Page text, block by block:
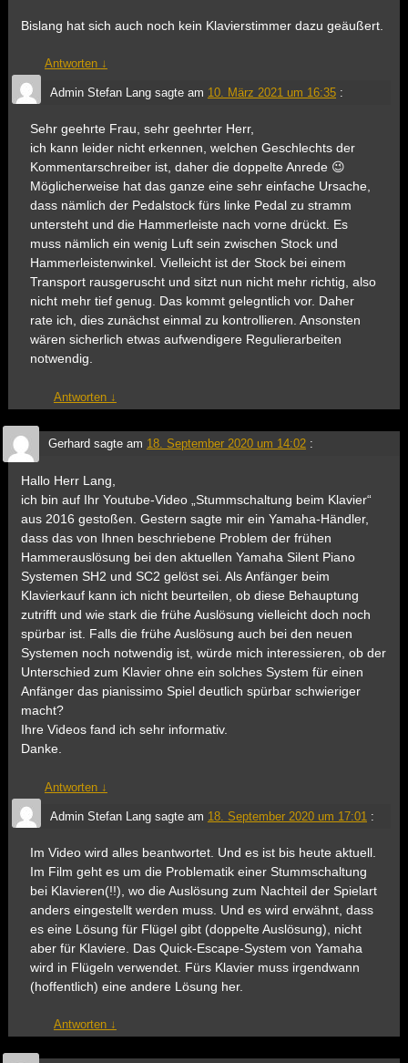
Bislang hat sich auch noch kein Klavierstimmer dazu geäußert.
Antworten ↓
Admin Stefan Langsagte am 10. März 2021 um 16:35 :
Sehr geehrte Frau, sehr geehrter Herr,
ich kann leider nicht erkennen, welchen Geschlechts der
Kommentarschreiber ist, daher die doppelte Anrede 😉
Möglicherweise hat das ganze eine sehr einfache Ursache,
dass nämlich der Pedalstock fürs linke Pedal zu stramm
untersteht und die Hammerleiste nach vorne drückt. Es
muss nämlich ein wenig Luft sein zwischen Stock und
Hammerleistenwinkel. Vielleicht ist der Stock bei einem
Transport rausgeruscht und sitzt nun nicht mehr richtig, also
nicht mehr tief genug. Das kommt gelegntlich vor. Daher
rate ich, dies zunächst einmal zu kontrollieren. Ansonsten
wären sicherlich etwas aufwendigere Regulierarbeiten
notwendig.
Antworten ↓
Gerhard sagte am 18. September 2020 um 14:02 :
Hallo Herr Lang,
ich bin auf Ihr Youtube-Video „Stummschaltung beim Klavier“
aus 2016 gestoßen. Gestern sagte mir ein Yamaha-Händler,
dass das von Ihnen beschriebene Problem der frühen
Hammerauslösung bei den aktuellen Yamaha Silent Piano
Systemen SH2 und SC2 gelöst sei. Als Anfänger beim
Klavierkauf kann ich nicht beurteilen, ob diese Behauptung
zutrifft und wie stark die frühe Auslösung vielleicht doch noch
spürbar ist. Falls die frühe Auslösung auch bei den neuen
Systemen noch notwendig ist, würde mich interessieren, ob der
Unterschied zum Klavier ohne ein solches System für einen
Anfänger das pianissimo Spiel deutlich spürbar schwieriger
macht?
Ihre Videos fand ich sehr informativ.
Danke.
Antworten ↓
Admin Stefan Langsagte am 18. September 2020 um 17:01 :
Im Video wird alles beantwortet. Und es ist bis heute aktuell.
Im Film geht es um die Problematik einer Stummschaltung
bei Klavieren(!!), wo die Auslösung zum Nachteil der Spielart
anders eingestellt werden muss. Und es wird erwähnt, dass
es eine Lösung für Flügel gibt (doppelte Auslösung), nicht
aber für Klaviere. Das Quick-Escape-System von Yamaha
wird in Flügeln verwendet. Fürs Klavier muss irgendwann
(hoffentlich) eine andere Lösung her.
Antworten ↓